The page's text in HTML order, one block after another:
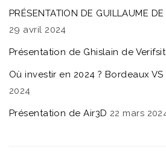
PRÉSENTATION DE GUILLAUME DE
29 avril 2024
Présentation de Ghislain de
Où investir en 2024 ? Bordeaux
2024
Présentation de Air3D 22 mars